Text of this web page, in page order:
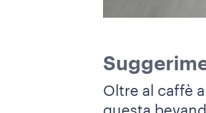
Oltre al caffè